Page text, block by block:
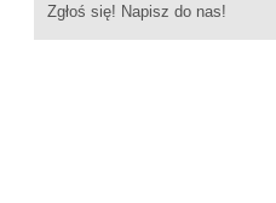
Zgłoś się! Napisz do nas!